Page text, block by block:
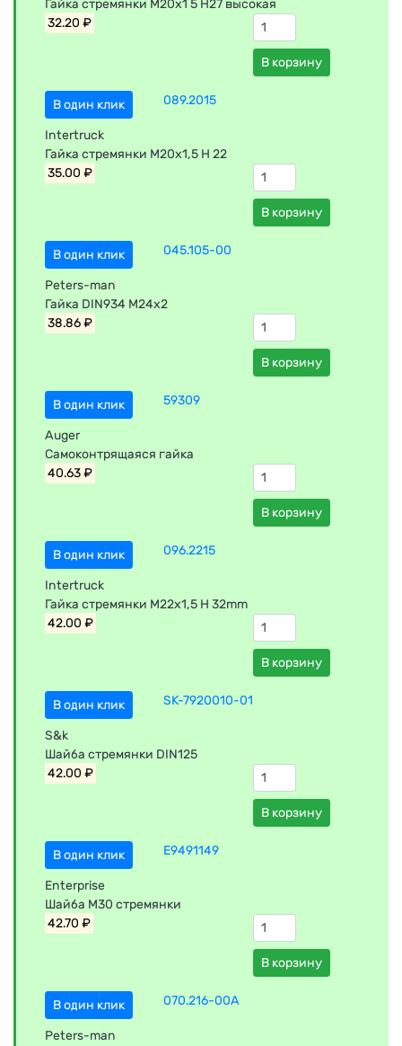
Гайка стремянки М20х1 5 Н27 высокая
32.20 ₽
В корзину
В один клик 089.2015
Intertruck
Гайка стремянки М20х1,5 H 22
35.00 ₽
В корзину
В один клик 045.105-00
Peters-man
Гайка DIN934 М24х2
38.86 ₽
В корзину
В один клик 59309
Auger
Самоконтрящаяся гайка
40.63 ₽
В корзину
В один клик 096.2215
Intertruck
Гайка стремянки М22х1,5 H 32mm
42.00 ₽
В корзину
В один клик SK-7920010-01
S&k
Шайба стремянки DIN125
42.00 ₽
В корзину
В один клик E9491149
Enterprise
Шайба М30 стремянки
42.70 ₽
В корзину
В один клик 070.216-00A
Peters-man